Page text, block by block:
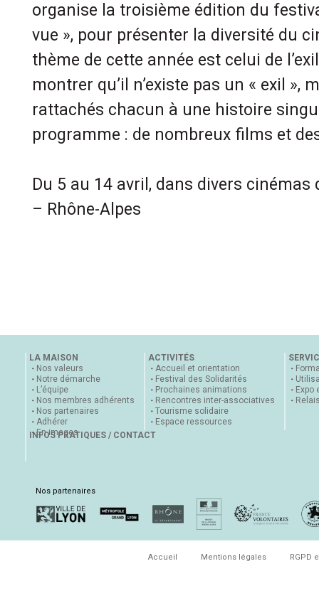
organise la troisième édition du
vue », pour présenter la diversité du
thème de cette année est celui de
montrer qu’il n’existe pas un « exil »,
rattachés chacun à une histoire
programme : de nombreux films et
Du 5 au 14 avril, dans divers cinémas
– Rhône-Alpes
LA MAISON
Nos valeurs
Notre démarche
L’équipe
Nos membres adhérents
Nos partenaires
Adhérer
En images
ACTIVITÉS
Accueil et orientation
Festival des Solidarités
Prochaines animations
Rencontres inter-associatives
Tourisme solidaire
Espace ressources
Expo
INFOS PRATIQUES / CONTACT
Nos partenaires
Accueil Mentions légales RGPD